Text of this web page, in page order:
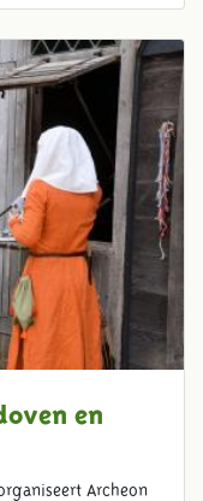
en
Archeon